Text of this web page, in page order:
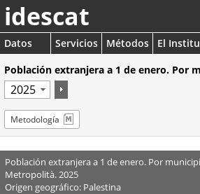
idescat
Datos Servicios Métodos
El
Población extranjera a 1 de enero. Por
Metodología
Población extranjera a 1 de enero. Por
Metropolità. 2025
Origen geográfico: Palestina